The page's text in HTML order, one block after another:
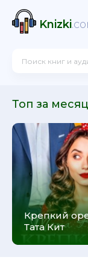
Knizki
Топ за
Крепкий
Тата Кит